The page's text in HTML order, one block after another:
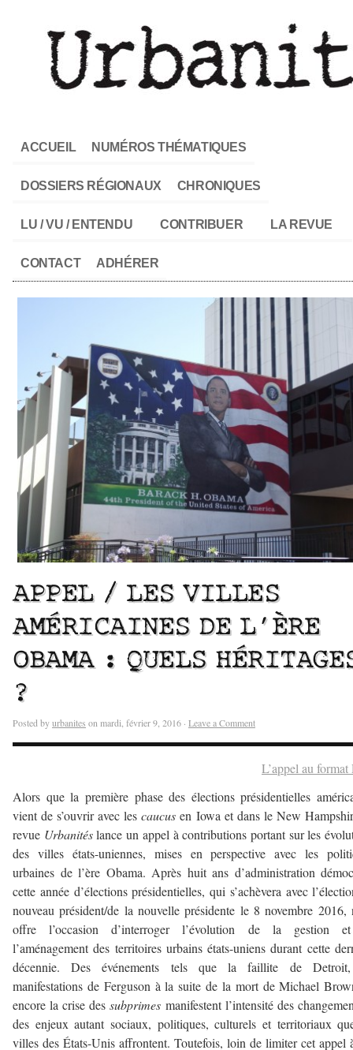
ACCUEIL NUMÉROS THÉMATIQUES
DOSSIERS RÉGIONAUX CHRONIQUES
LU / VU / ENTENDU CONTRIBUER LA REVUE
CONTACT ADHÉRER
APPEL / LES VILLES
AMÉRICAINES DE L’ÈRE
OBAMA : QUELS
?
Posted byurbanites on mardi, février 9, 2016 · Leave a Comment
L’appel au
Alors que la première phase des élections présidentielles
vient de s’ouvrir avec lescaucus en Iowa et dans le New
revue Urbanitéslance un appel à contributions portant sur les
des villes états-uniennes, mises en perspective avec les
urbaines de l’ère Obama. Après huit ans d’administration
cette année d’élections présidentielles, qui s’achèvera avec
nouveau président/de la nouvelle présidente le 8 novembre 2016,
offre l’occasion d’interroger l’évolution de la gestion
l’aménagement des territoires urbains états-uniens durant cette
décennie. Des événements tels que la faillite de
manifestations de Ferguson à la suite de la mort de Michael
encore la crise dessubprimes manifestent l’intensité des
des enjeux autant sociaux, politiques, culturels et territoriaux
villes des États-Unis affrontent. Toutefois, loin de limiter cet appel